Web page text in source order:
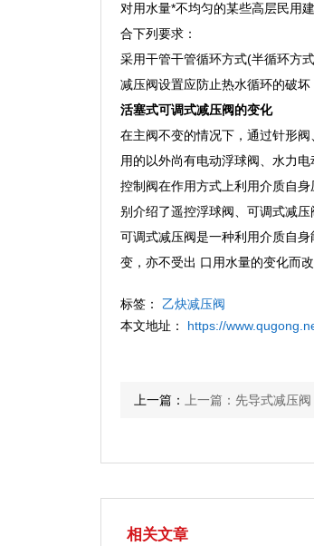
对用水量*不均匀的某些高层民用
合下列要求：
采用干管干管循环方式(半循环方
减压阀设置应防止热水循环的破坏
活塞式可调式减压阀的变化
在主阀不变的情况下，通过针形
用的以外尚有电动浮球阀、水力
控制阀在作用方式上利用介质自
别介绍了遥控浮球阀、可调式减
可调式减压阀是一种利用介质自
变，亦不受出 口用水量的变化而
标签： 乙炔减压阀
本文地址： https://
上一篇： 上一篇：先导式减压
相关文章